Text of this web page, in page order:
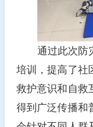
通过此次防
培训，提高了社
救护意识和自救
得到广泛传播和